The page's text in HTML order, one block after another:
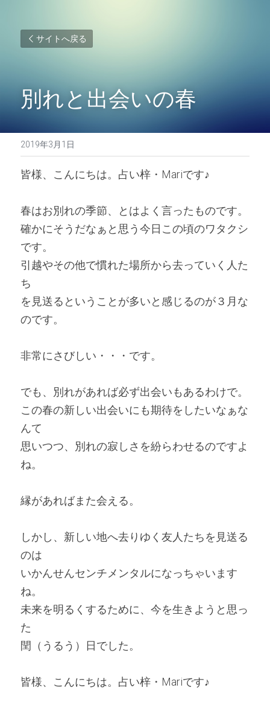
サイトへ戻る
別れと出会いの春
2019年3月1日
皆様、こんにちは。占い梓・Mariです♪
春はお別れの季節、とはよく言ったものです。
確かにそうだなぁと思う今日この頃のワタクシ
です。
引越やその他で慣れた場所から去っていく人た
ち
を見送るということが多いと感じるのが３月な
のです。
非常にさびしい・・・です。
でも、別れがあれば必ず出会いもあるわけで。
この春の新しい出会いにも期待をしたいなぁな
んて
思いつつ、別れの寂しさを紛らわせるのですよ
ね。
縁があればまた会える。
しかし、新しい地へ去りゆく友人たちを見送る
のは
いかんせんセンチメンタルになっちゃいます
ね。
未来を明るくするために、今を生きようと思っ
た
閏（うるう）日でした。
皆様、こんにちは。占い梓・Mariです♪